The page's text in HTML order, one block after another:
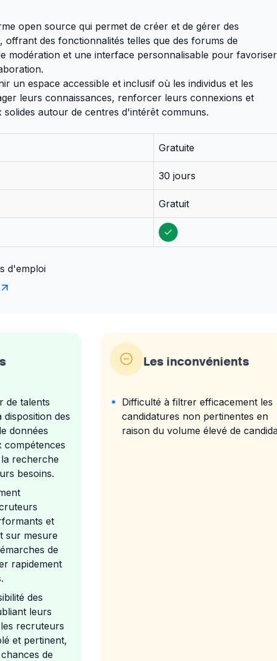
open source qui permet de créer et de gérer des
offrant des fonctionnalités telles que des forums de
modération et une interface personnalisable pour favoriser
un espace accessible et inclusif où les individus et les
leurs connaissances, renforcer leurs connexions et
autour de centres d'intérêt communs.
Gratuite
30 jours
Gratuit
d'emploi
de talents
disposition des
données
compétences
recherche
besoins.
et
sur mesure
de
rapidement
des
leurs
recruteurs
et pertinent,
de
Les inconvénients
Difficulté à filtrer efficacement les
candidatures non pertinentes en
raison du volume élevé de